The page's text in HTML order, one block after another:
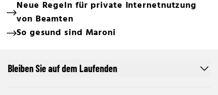
Neue Regeln für private Internetnutzung
von Beamten
So gesund sind Maroni
Bleiben Sie auf dem Laufenden